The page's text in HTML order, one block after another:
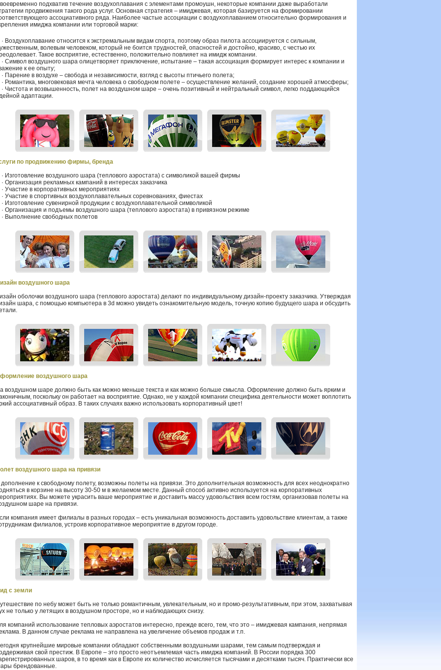
подхватив течение воздухоплавания с элементами промоушн, некоторые компании даже выработали
продвижения такого рода услуг. Основная стратегия – имиджевая, которая базируется на формировании
ассоциативного ряда. Наиболее частые ассоциации с воздухоплаванием относительно формирования и
имиджа компании или торговой марки:
Воздухоплавание относится к экстремальным видам спорта, поэтому образ пилота ассоциируется с сильным,
волевым человеком, который не боится трудностей, опасностей и достойно, красиво, с честью их
Такое восприятие, естественно, положительно повлияет на имидж компании.
Символ воздушного шара олицетворяет приключение, испытание – такая ассоциация формирует интерес к компании и
к ее опыту;
Парение в воздухе – свобода и независимости, взгляд с высоты птичьего полета;
Романтика, многовековая мечта человека о свободном полете – осуществление желаний, создание хорошей атмосферы;
Чистота и возвышенность, полет на воздушном шаре – очень позитивный и нейтральный символ, легко поддающийся
адаптации.
по продвижению фирмы, бренда
Изготовление воздушного шара (теплового аэростата) с символикой вашей фирмы
Организация рекламных кампаний в интересах заказчика
Участие в корпоративных мероприятиях
Участие в спортивных воздухоплавательных соревнованиях, фиестах
Изготовление сувенирной продукции с воздухоплавательной символикой
Организация и подъемы воздушного шара (теплового аэростата) в привязном режиме
Выполнение свободных полетов
воздушного шара
оболочки воздушного шара (теплового аэростата) делают по индивидуальному дизайн-проекту заказчика. Утверждая
шара, с помощью компьютера в 3d можно увидеть ознакомительную модель, точную копию будущего шара и обсудить
воздушного шара
воздушном шаре должно быть как можно меньше текста и как можно больше смысла. Оформление должно быть ярким и
поскольку он работает на восприятие. Однако, не у каждой компании специфика деятельности может воплотить
ассоциативный образ. В таких случаях важно использовать корпоративный цвет!
воздушного шара на привязи
дополнение к свободному полету, возможны полеты на привязи. Это дополнительная возможность для всех неоднократно
в корзине на высоту 30-50 м в желаемом месте. Данный способ активно используется на корпоративных
Вы можете украсить ваше мероприятие и доставить массу удовольствия всем гостям, организовав полеты на
шаре на привязи.
компания имеет филиалы в разных городах – есть уникальная возможность доставить удовольствие клиентам, а также
филиалов, устроив корпоративное мероприятие в другом городе.
с земли
по небу может быть не только романтичным, увлекательным, но и промо-результативным, при этом, захватывая
не только у летящих в воздушном просторе, но и наблюдающих снизу.
компаний использование тепловых аэростатов интересно, прежде всего, тем, что это – имиджевая кампания, непрямая
В данном случае реклама не направлена на увеличение объемов продаж и т.п.
крупнейшие мировые компании обладают собственными воздушными шарами, тем самым подтверждая и
свой престиж. В Европе – это просто неотъемлемая часть имиджа компаний. В России порядка 300
шаров, в то время как в Европе их количество исчисляется тысячами и десятками тысяч. Практически все
брендованные.